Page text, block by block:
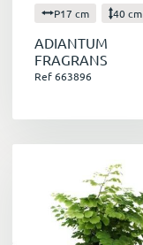
P17 cm 40 cm
ADIANTUM
FRAGRANS
Ref 663896